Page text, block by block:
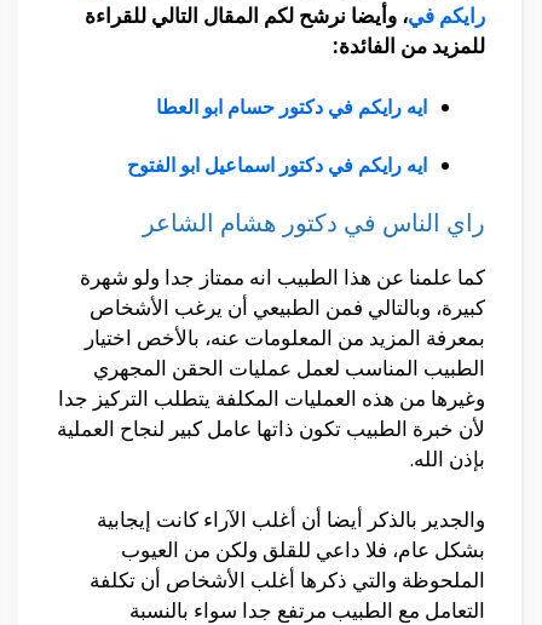
رايكم في، وأيضا نرشح لكم المقال التالي للقراءة
للمزيد من الفائدة:
ايه رايكم في دكتور حسام ابو العطا
ايه رايكم في دكتور اسماعيل ابو الفتوح
راي الناس في دكتور هشام الشاعر
كما علمنا عن هذا الطبيب انه ممتاز جدا ولو شهرة
كبيرة، وبالتالي فمن الطبيعي أن يرغب الأشخاص
بمعرفة المزيد من المعلومات عنه، بالأخص اختيار
الطبيب المناسب لعمل عمليات الحقن المجهري
وغيرها من هذه العمليات المكلفة يتطلب التركيز جدا
لأن خبرة الطبيب تكون ذاتها عامل كبير لنجاح العملية
بإذن الله.
والجدير بالذكر أيضا أن أغلب الآراء كانت إيجابية
بشكل عام، فلا داعي للقلق ولكن من العيوب
الملحوظة والتي ذكرها أغلب الأشخاص أن تكلفة
التعامل مع الطبيب مرتفع جدا سواء بالنسبة